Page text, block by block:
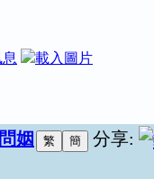
分享:
問姻